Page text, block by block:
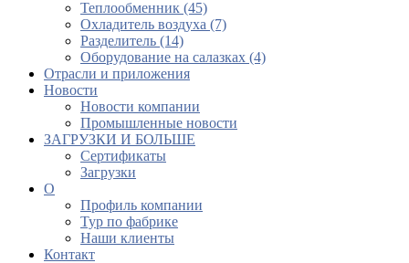
Теплообменник (45)
Охладитель воздуха (7)
Разделитель (14)
Оборудование на салазках (4)
Отрасли и приложения
Новости
Новости компании
Промышленные новости
ЗАГРУЗКИ И БОЛЬШЕ
Сертификаты
Загрузки
О
Профиль компании
Тур по фабрике
Наши клиенты
Контакт